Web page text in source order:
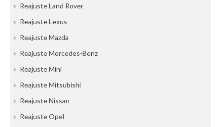
Reajuste Land Rover
Reajuste Lexus
Reajuste Mazda
Reajuste Mercedes-Benz
Reajuste Mini
Reajuste Mitsubishi
Reajuste Nissan
Reajuste Opel